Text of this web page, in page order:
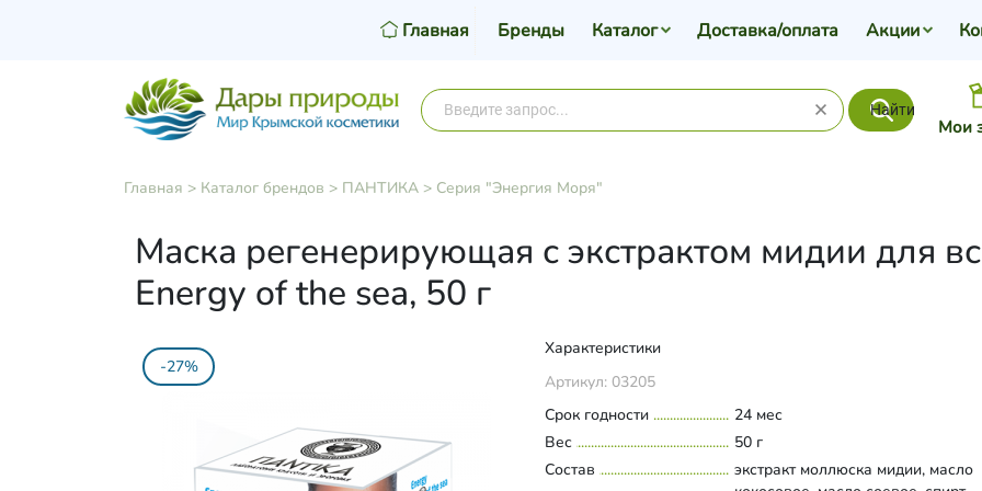
Найти
Мои
Главная Бренды Каталог Доставка/оплата Акции
Главная > Каталог брендов > ПАНТИКА> Серия "Энергия Моря"
Маска регенерирующая с экстрактом мидии для
Energy of the sea, 50 г
-27%
Характеристики
Артикул: 03205
Срок годности
24 мес
Вес
50 г
Состав
экстракт моллюска мидии, масло